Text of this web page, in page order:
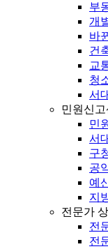
부
개
바
건
교
청
서
민원신고
민
서
구
공
예
지
전문가
전
전